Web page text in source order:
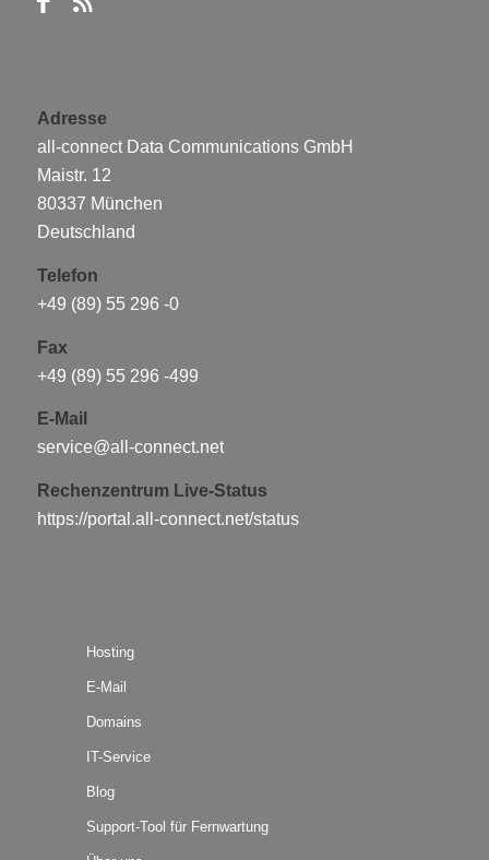
Adresse
all-connect Data Communications GmbH
Maistr. 12
80337 München
Deutschland
Telefon
+49 (89) 55 296 -0
Fax
+49 (89) 55 296 -499
E-Mail
service@all-connect.net
Rechenzentrum Live-Status
https://portal.all-connect.net/status
Hosting
E-Mail
Domains
IT-Service
Blog
Support-Tool für Fernwartung